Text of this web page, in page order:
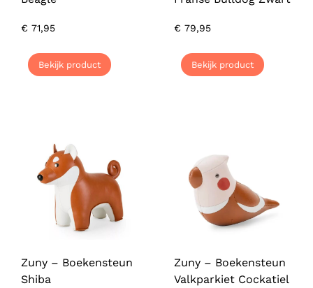
€ 71,95
Bekijk product
€ 79,95
Bekijk product
Zuny – Boekensteun
Shiba
Zuny – Boekensteun
Valkparkiet Cockatiel